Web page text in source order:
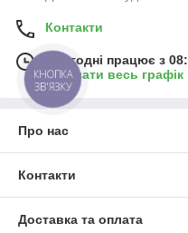
Контакти
Сьогодні працює з
Показати весь
Про нас
Контакти
Доставка та оплата
КНОПКА
ЗВ'ЯЗКУ